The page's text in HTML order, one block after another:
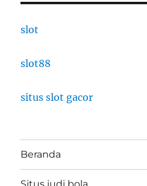
slot
slot88
situs slot gacor
Beranda